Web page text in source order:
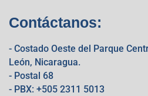
Contáctanos:
- Costado Oeste del Parque
León, Nicaragua.
- Postal 68
- PBX: +505 2311 5013